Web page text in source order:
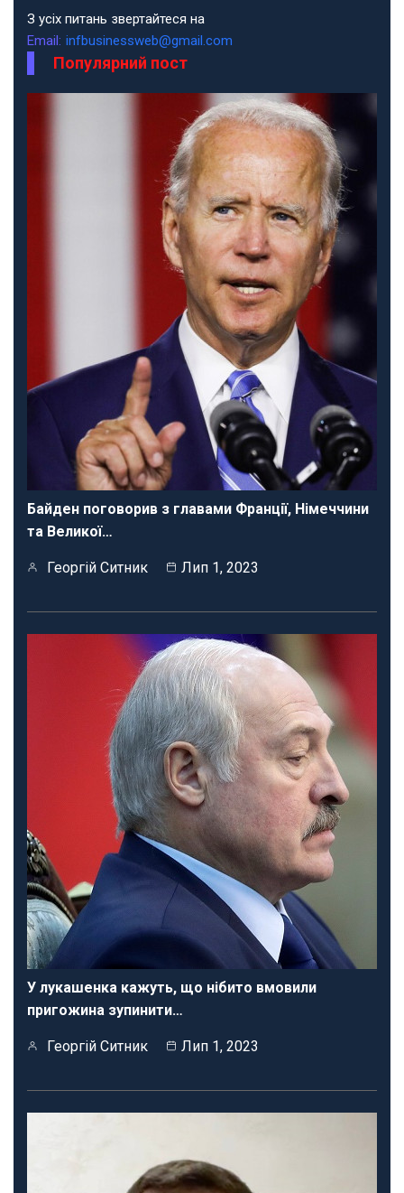
З усіх питань звертайтеся на
Email: infbusinessweb@gmail.com
Популярний пост
Байден поговорив з главами Франції, Німеччини
та Великої…
Георгій Ситник Лип 1, 2023
У лукашенка кажуть, що нібито вмовили
пригожина зупинити…
Георгій Ситник Лип 1, 2023